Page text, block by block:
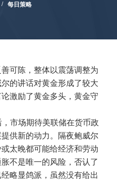
每日策略
可陈，整体以震荡调整为
的讲话对黄金形成了较大
激励了黄金多头，黄金守
市场期待美联储在货币政
供新的动力。隔夜鲍威尔
太晚都可能给经济和劳动
不是唯一的风险，否认了
略显鸽派，虽然没有给出